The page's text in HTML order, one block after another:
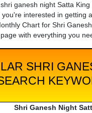
ganesh night Satta
you're interested in getting
Chart for Shri
with everything you
SHRI
Shri Ganesh Night